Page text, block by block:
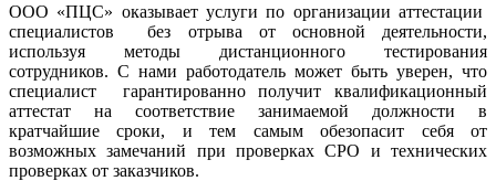
ООО «ПЦС» оказывает услуги по организации аттестации
специалистов без отрыва от основной деятельности,
используя методы дистанционного тестирования
сотрудников. С нами работодатель может быть уверен, что
специалист гарантированно получит квалификационный
аттестат на соответствие занимаемой должности в
кратчайшие сроки, и тем самым обезопасит себя от
возможных замечаний при проверках СРО и технических
проверках от заказчиков.